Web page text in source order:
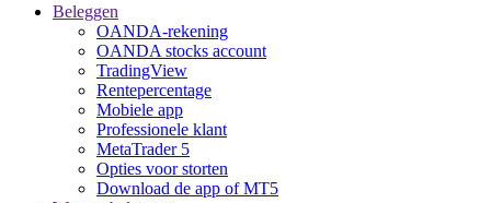
Beleggen
OANDA-rekening
OANDA stocks account
TradingView
Rentepercentage
Mobiele app
Professionele klant
MetaTrader 5
Opties voor storten
Download de app of MT5